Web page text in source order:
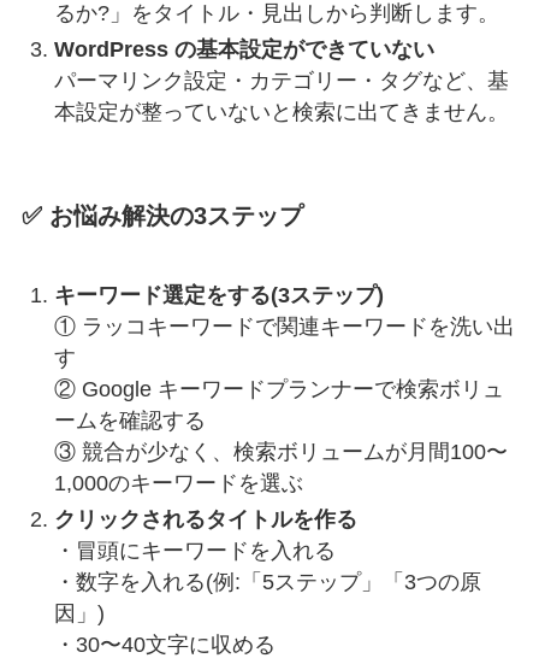
るか?」をタイトル・見出しから判断します。
WordPress の基本設定ができていない
パーマリンク設定・カテゴリー・タグなど、基
本設定が整っていないと検索に出てきません。
✅ お悩み解決の3ステップ
キーワード選定をする(3ステップ)
① ラッコキーワードで関連キーワードを洗い出
す
② Google キーワードプランナーで検索ボリュ
ームを確認する
③ 競合が少なく、検索ボリュームが月間100〜
1,000のキーワードを選ぶ
クリックされるタイトルを作る
・冒頭にキーワードを入れる
・数字を入れる(例:「5ステップ」「3つの原
因」)
・30〜40文字に収める